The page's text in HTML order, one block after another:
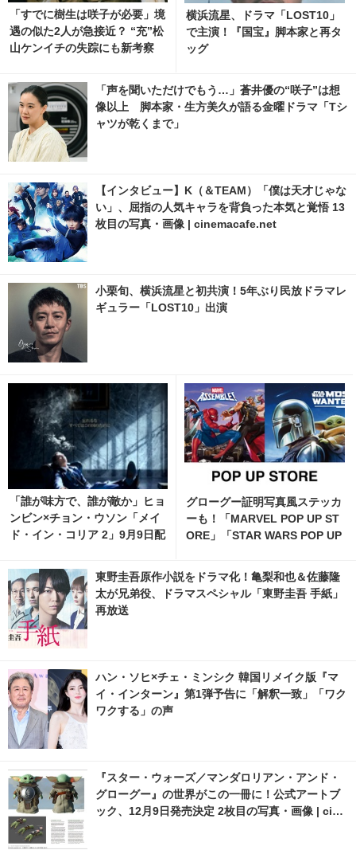
「すでに樹生は咲子が必要」境
遇の似た2人が急接近？ “充”松
山ケンイチの失踪にも新考察
横浜流星、ドラマ「LOST10」
で主演！『国宝』脚本家と再タ
ッグ
「声を聞いただけでもう…」蒼井優の“咲子”は想
像以上 脚本家・生方美久が語る金曜ドラマ「Tシ
ャツが乾くまで」
【インタビュー】K（＆TEAM）「僕は天才じゃな
い」、屈指の人気キャラを背負った本気と覚悟 13
枚目の写真・画像 | cinemacafe.net
小栗旬、横浜流星と初共演！5年ぶり民放ドラマレ
ギュラー「LOST10」出演
「誰が味方で、誰が敵か」ヒョ
ンビン×チョン・ウソン「メイ
ド・イン・コリア 2」9月9日配
グローグー証明写真風ステッカ
ーも！「MARVEL POP UP ST
ORE」「STAR WARS POP UP
伊勢丹で開催
東野圭吾原作小説をドラマ化！亀梨和也＆佐藤隆
太が兄弟役、ドラマスペシャル「東野圭吾 手紙」
再放送
ハン・ソヒ×チェ・ミンシク 韓国リメイク版『マ
イ・インターン』第1弾予告に「解釈一致」「ワク
ワクする」の声
『スター・ウォーズ／マンダロリアン・アンド・
グローグー』の世界がこの一冊に！公式アートブ
ック、12月9日発売決定 2枚目の写真・画像 | cine